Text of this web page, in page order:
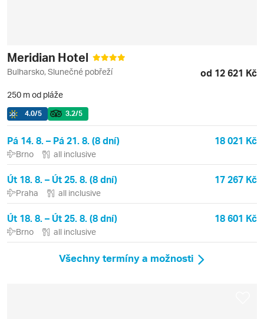
Meridian Hotel
Bulharsko, Slunečné pobřeží od 12 621 Kč
250 m od pláže
4.0/5 3.2/5
Pá 14. 8. – Pá 21. 8. (8 dní) 18 021 Kč
Brno all inclusive
Út 18. 8. – Út 25. 8. (8 dní) 17 267 Kč
Praha all inclusive
Út 18. 8. – Út 25. 8. (8 dní) 18 601 Kč
Brno all inclusive
Všechny termíny a možnosti